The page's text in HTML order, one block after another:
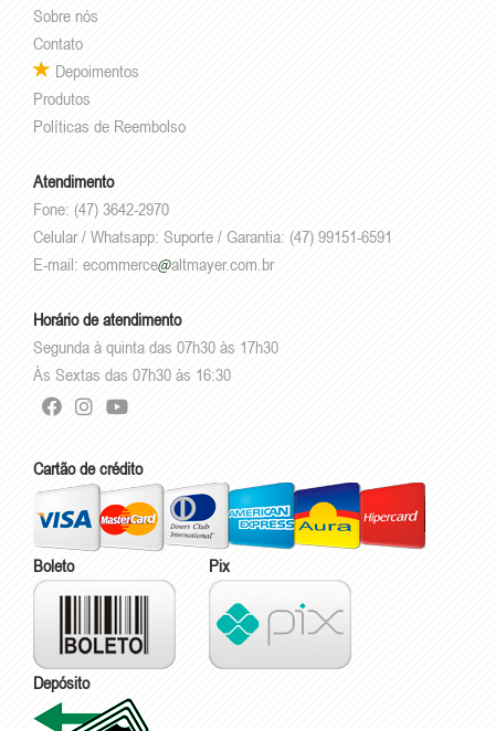
Sobre nós
Contato
Depoimentos
Produtos
Políticas de Reembolso
Atendimento
Fone: (47) 3642-2970
Celular / Whatsapp: Suporte / Garantia: (47) 99151-6591
E-mail: ecommerce altmayer.com.br
Horário de atendimento
Segunda à quinta das 07h30 às 17h30
Às Sextas das 07h30 às 16:30
Cartão de crédito
Boleto Pix
Depósito